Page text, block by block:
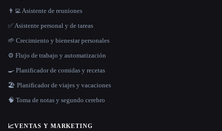
👨‍💻 Asistente de reuniones
✅ Asistente personal y de tareas
🌱 Crecimiento y bienestar personales
⚙️ Flujo de trabajo y automatización
🍳 Planificador de comidas y recetas
🏖 Planificador de viajes y vacaciones
🧠 Toma de notas y segundo cerebro
📈VENTAS Y MARKETING